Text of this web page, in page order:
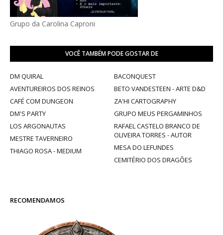
Grupo da Carolina Caproni
VOCÊ TAMBÉM PODE GOSTAR DE
DM QUIRAL
BACONQUEST
AVENTUREIROS DOS REINOS
BETO VANDESTEEN - ARTE D&D
CAFÉ COM DUNGEON
ZA'HI CARTOGRAPHY
DM'S PARTY
GRUPO MEUS PERGAMINHOS
LOS ARGONAUTAS
RAFAEL CASTELO BRANCO DE
OLIVEIRA TORRES - AUTOR
MESTRE TAVERNEIRO
MESA DO LEFUNDES
THIAGO ROSA - MEDIUM
CEMITÉRIO DOS DRAGÕES
RECOMENDAMOS